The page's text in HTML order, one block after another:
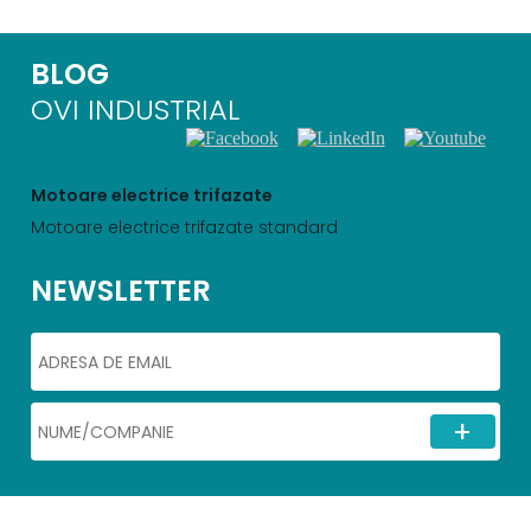
BLOG
OVI INDUSTRIAL
Motoare electrice trifazate
Motoare electrice trifazate standard
NEWSLETTER